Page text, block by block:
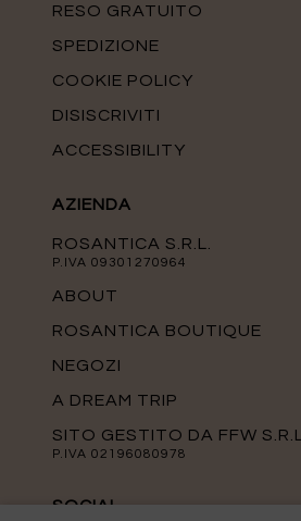
RESO GRATUITO
SPEDIZIONE
COOKIE POLICY
DISISCRIVITI
ACCESSIBILITY
AZIENDA
ROSANTICA S.R.L.
P.IVA 09301270964
ABOUT
ROSANTICA BOUTIQUE
NEGOZI
A DREAM TRIP
SITO GESTITO DA FFW S.R.L.
P.IVA 02196080978
SOCIAL